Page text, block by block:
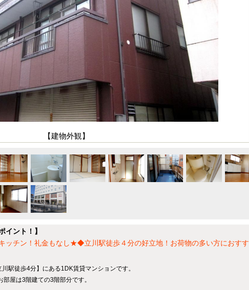
【建物外観】
イント！】
ッチン！礼金もなし★◆立川駅徒歩４分の好立地！お荷物の多い方におすす
駅徒歩4分】にある1DK賃貸マンションです。
屋は3階建ての3階部分です。